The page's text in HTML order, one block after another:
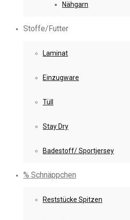
Nähgarn
Stoffe/Futter
Laminat
Einzugware
Tüll
Stay Dry
Badestoff/ Sportjersey
% Schnäppchen
Reststücke Spitzen